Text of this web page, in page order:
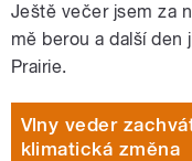
Ještě večer jsem za
mě berou a další den
Prairie.
Vlny veder
klimatická změna